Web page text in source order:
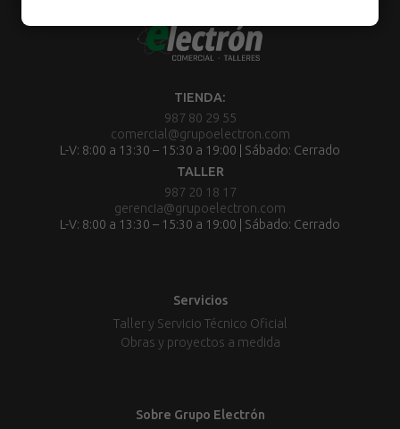
TIENDA:
987 80 29 55
comercial@grupoelectron.com
L-V: 8:00 a 13:30 – 15:30 a 19:00 | Sábado: Cerrado
TALLER
987 20 18 17
gerencia@grupoelectron.com
L-V: 8:00 a 13:30 – 15:30 a 19:00 | Sábado: Cerrado
Servicios
Taller y Servicio Técnico Oficial
Obras y proyectos a medida
Sobre Grupo Electrón